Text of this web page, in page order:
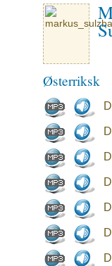
Østerriksk